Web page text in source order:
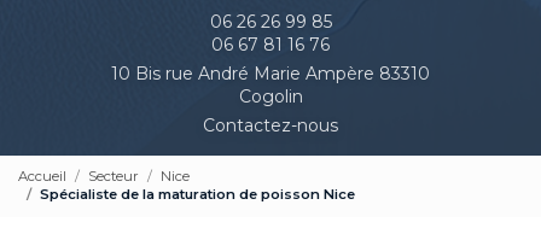
06 26 26 99 85
06 67 81 16 76
10 Bis rue André Marie Ampère 83310
Cogolin
Contactez-nous
Accueil Secteur
Nice
Spécialiste de la maturation de poisson Nice